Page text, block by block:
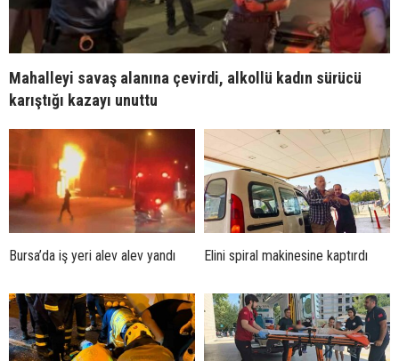
Mahalleyi savaş alanına çevirdi, alkollü kadın sürücü
karıştığı kazayı unuttu
Bursa’da iş yeri alev alev yandı Elini spiral makinesine kaptırdı